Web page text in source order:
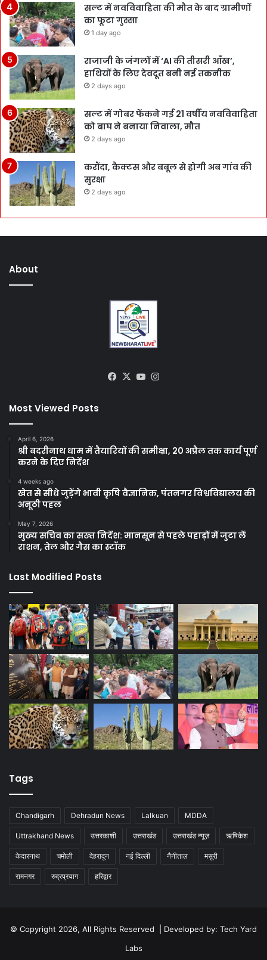
सल्ट में नवविवाहिता की मौत के बाद ग्रामीणों
का फूटा गुस्सा
1 day ago
राजाजी के जंगलों में ‘AI की तीसरी आँख’,
हाथियों के लिए देवदूत बनी नई तकनीक
2 days ago
सल्ट में गोबर फेंकने गई 21 वर्षीय नवविवाहिता
को बाघ ने बनाया निवाला, मौत
2 days ago
करौंदा, कैक्टस और बबूल से होगी अब गांव की
सुरक्षा
2 days ago
About
Facebook
X YouTube
Most Viewed Posts
April 6, 2026
श्री बदरीनाथ धाम में तैयारियों की समीक्षा, 20 अप्रैल तक कार्य पूर्ण
करने के दिए निर्देश
4 weeks ago
खेत से सीधे जुड़ेंगे भावी कृषि वैज्ञानिक, पंतनगर विश्वविद्यालय की
अनूठी पहल
May 7, 2026
मुख्य सचिव का सख्त निर्देश: मानसून से पहले पहाड़ों में जुटा लें
राशन, तेल और गैस का स्टॉक
Last Modified Posts
Tags
Chandigarh Dehradun News Lalkuan MDDA
Uttrakhand News उत्तरकाशी उत्तराखंड उत्तराखंड न्यूज़ ऋषिकेश
केदारनाथ चमोली देहरादून नई दिल्ली नैनीताल मसूरी
रामनगर रुद्रप्रयाग हरिद्वार
© Copyright 2026, All Rights Reserved | Developed by: Tech Yard
Labs